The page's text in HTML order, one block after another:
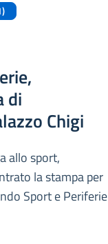
di
Chigi
allo sport,
la stampa per
Sport e Periferie